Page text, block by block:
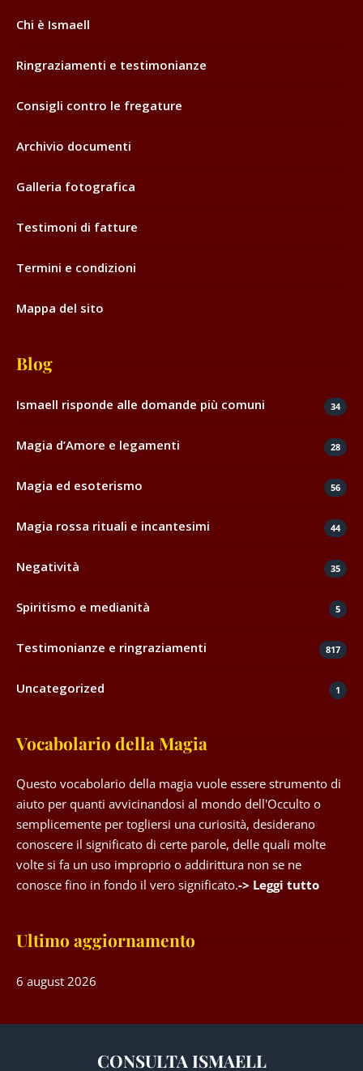
Chi è Ismaell
Ringraziamenti e testimonianze
Consigli contro le fregature
Archivio documenti
Galleria fotografica
Testimoni di fatture
Termini e condizioni
Mappa del sito
Blog
Ismaell risponde alle domande più comuni 34
Magia d’Amore e legamenti 28
Magia ed esoterismo 56
Magia rossa rituali e incantesimi 44
Negatività 35
Spiritismo e medianità 5
Testimonianze e ringraziamenti 817
Uncategorized 1
Vocabolario della Magia
Questo vocabolario della magia vuole essere strumento di
aiuto per quanti avvicinandosi al mondo dell'Occulto o
semplicemente per togliersi una curiosità, desiderano
conoscere il significato di certe parole, delle quali molte
volte si fa un uso improprio o addirittura non se ne
conosce fino in fondo il vero significato.-> Leggi tutto
Ultimo aggiornamento
6 august 2026
CONSULTA ISMAELL